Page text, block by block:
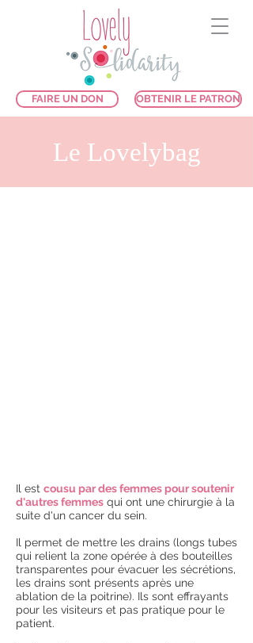
FAIRE UN DON OBTENIR LE PATRON
Le Lovelybag
Il est cousu par des femmes pour soutenir
d'autres femmes qui ont une chirurgie à la
suite d'un cancer du sein.
Il permet de mettre les drains (longs tubes
qui relient la zone opérée à des bouteilles
transparentes pour évacuer les sécrétions,
les drains sont présents après une
ablation de la poitrine). Ils sont effrayants
pour les visiteurs et pas pratique pour le
patient.